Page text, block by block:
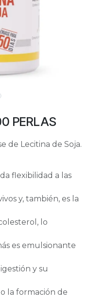
PERLAS
de Lecitina de Soja.
flexibilidad a las
y, también, es la
lo
es emulsionante
y su
la formación de